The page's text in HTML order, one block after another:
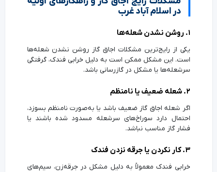
در اسلام آباد غرب
۱. روشن نشدن شعله‌ها
یکی از رایج‌ترین مشکلات اجاق گاز روشن نشدن شعله‌ها
است. این مشکل ممکن است به دلیل خرابی فندک، گرفتگی
سرشعله‌ها یا مشکل در گازرسانی باشد.
۲. شعله ضعیف یا نامنظم
اگر شعله اجاق گاز ضعیف باشد یا به‌صورت نامنظم بسوزد،
احتمال دارد سوراخ‌های سرشعله مسدود شده باشند یا
فشار گاز مناسب نباشد.
۳. کار نکردن یا جرقه نزدن فندک
خرابی فندک معمولاً به دلیل مشکل در جرقه‌زن، سیم‌های